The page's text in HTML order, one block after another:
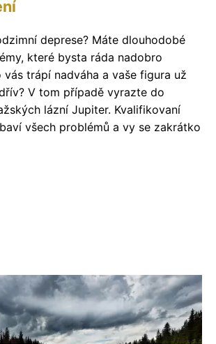
deprese? Máte dlouhodobé
které bysta ráda nadobro
vás trápí nadváha a vaše figura už
V tom případě vyrazte do
lázní Jupiter. Kvalifikovaní
všech problémů a vy se zakrátko